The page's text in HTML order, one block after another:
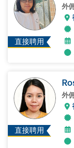
直接聘用
外
直接聘用
外